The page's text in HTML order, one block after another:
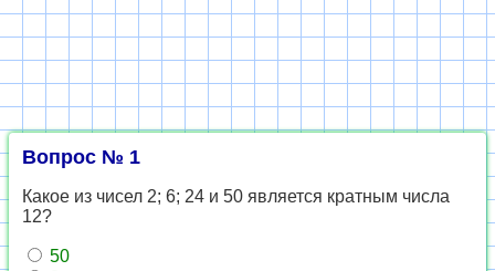
Вопрос № 1
Какое из чисел 2; 6; 24 и 50 является кратным числа
12?
50